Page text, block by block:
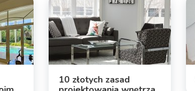
10 złotych zasad